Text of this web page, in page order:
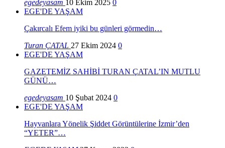
egedeyasam 10 Ekim 2025 0
EGE'DE YAŞAM
Çakırcalı Efem iyiki bu günleri görmedin…
Turan ÇATAL 27 Ekim 2024 0
EGE'DE YAŞAM
GAZETEMİZ SAHİBİ TURAN ÇATAL’IN MUTLU
GÜNÜ…
egedeyasam 10 Şubat 2024 0
EGE'DE YAŞAM
Hayvanlara Yönelik Şiddet Görüntülerine İzmir’den
“YETER”…